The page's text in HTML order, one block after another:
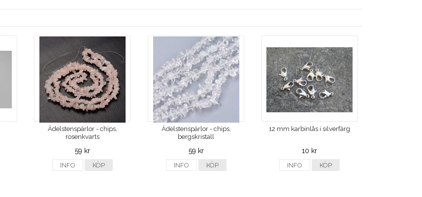
Ädelstenspärlor - chips,
rosenkvarts
59 kr
INFO KÖP
Ädelstenspärlor - chips,
bergskristall
59 kr
INFO KÖP
12 mm karbinlås i silverfärg
10 kr
INFO KÖP